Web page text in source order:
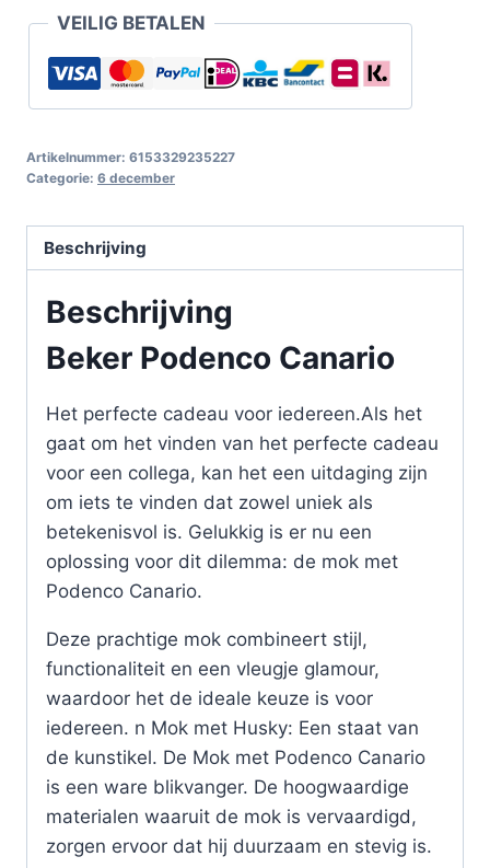
VEILIG BETALEN
Artikelnummer: 6153329235227
Categorie: 6 december
Beschrijving
Beschrijving
Beker Podenco Canario
Het perfecte cadeau voor iedereen.Als het
gaat om het vinden van het perfecte cadeau
voor een collega, kan het een uitdaging zijn
om iets te vinden dat zowel uniek als
betekenisvol is. Gelukkig is er nu een
oplossing voor dit dilemma: de mok met
Podenco Canario.
Deze prachtige mok combineert stijl,
functionaliteit en een vleugje glamour,
waardoor het de ideale keuze is voor
iedereen. n Mok met Husky: Een staat van
de kunstikel. De Mok met Podenco Canario
is een ware blikvanger. De hoogwaardige
materialen waaruit de mok is vervaardigd,
zorgen ervoor dat hij duurzaam en stevig is.